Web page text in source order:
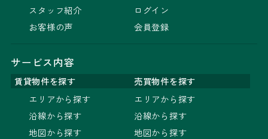
スタッフ紹介
お客様の声
ログイン
会員登録
サービス内容
賃貸物件を探す
売買物件を探す
エリアから探す
沿線から探す
地図から探す
エリアから探す
沿線から探す
地図から探す